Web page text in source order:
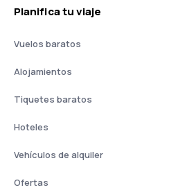
Planifica tu viaje
Vuelos baratos
Alojamientos
Tiquetes baratos
Hoteles
Vehículos de alquiler
Ofertas